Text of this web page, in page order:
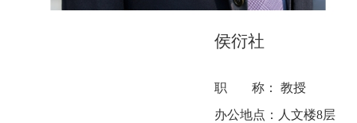
侯衍社
职 称：
教授
办公地点 ：
人文楼8层